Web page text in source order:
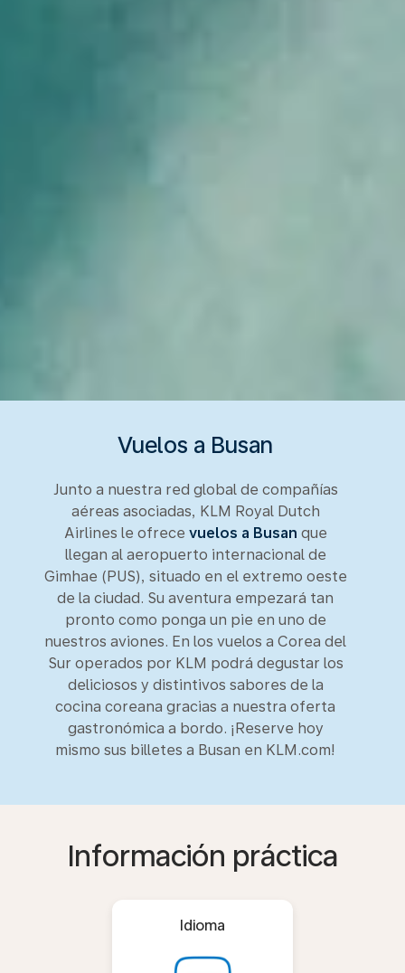
Vuelos a Busan
Junto a nuestra red global de compañías
aéreas asociadas, KLM Royal Dutch
Airlines le ofrece vuelos a Busan que
llegan al aeropuerto internacional de
Gimhae (PUS), situado en el extremo oeste
de la ciudad. Su aventura empezará tan
pronto como ponga un pie en uno de
nuestros aviones. En los vuelos a Corea del
Sur operados por KLM podrá degustar los
deliciosos y distintivos sabores de la
cocina coreana gracias a nuestra oferta
gastronómica a bordo. ¡Reserve hoy
mismo sus billetes a Busan en KLM.com!
Información práctica
Idioma